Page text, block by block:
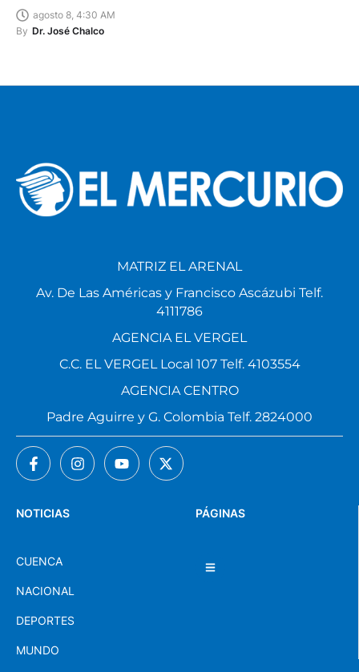
agosto 8, 4:30 AM
By Dr. José Chalco
PÁGINAS
NOTICIAS
CUENCA
NACIONAL
DEPORTES
MUNDO
MATRIZ EL ARENAL
Av. De Las Américas y Francisco Ascázubi Telf.
4111786
AGENCIA EL VERGEL
C.C. EL VERGEL Local 107 Telf. 4103554
AGENCIA CENTRO
Padre Aguirre y G. Colombia Telf. 2824000